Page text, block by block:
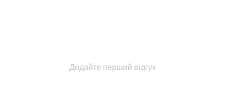
Додайте перший відгук